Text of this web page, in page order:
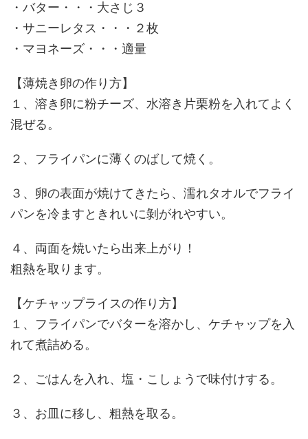
・バター・・・大さじ３
・サニーレタス・・・２枚
・マヨネーズ・・・適量
【薄焼き卵の作り方】
１、溶き卵に粉チーズ、水溶き片栗粉を入れてよく
混ぜる。
２、フライパンに薄くのばして焼く。
３、卵の表面が焼けてきたら、濡れタオルでフライ
パンを冷ますときれいに剝がれやすい。
４、両面を焼いたら出来上がり！
粗熱を取ります。
【ケチャップライスの作り方】
１、フライパンでバターを溶かし、ケチャップを入
れて煮詰める。
２、ごはんを入れ、塩・こしょうで味付けする。
３、お皿に移し、粗熱を取る。